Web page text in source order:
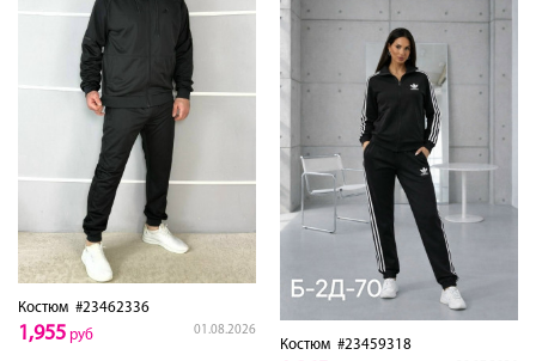
Костюм #23462336
01.08.2026
1,955 руб
Костюм #23459318